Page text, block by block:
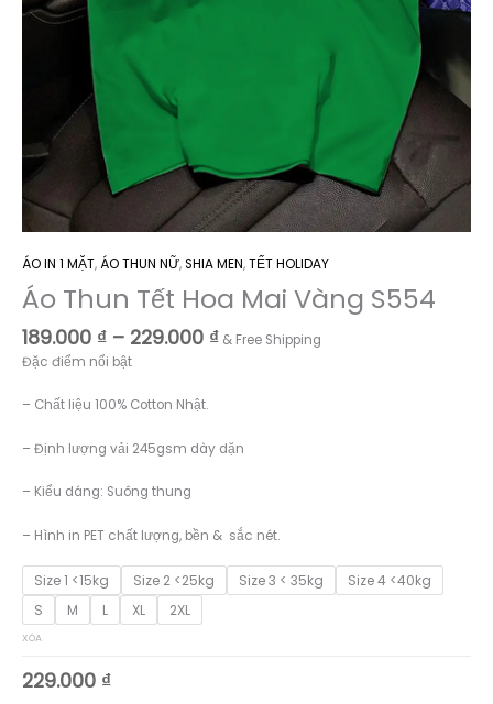
ÁO IN 1 MẶT, ÁO THUN NỮ,SHIA MEN,TẾT HOLIDAY
Áo Thun Tết Hoa Mai Vàng S554
189.000 ₫ – 229.000 ₫Khoảng
229.000 ₫
& Free Shipping
Đặc điểm nổi bật
– Chất liệu 100% Cotton Nhật.
– Định lượng vải 245gsm dày dặn
– Kiểu dáng: Suông thung
– Hình in PET chất lượng, bền & sắc nét.
Size 1 <15kg Size 2 <25kg Size 3 < 35kg
Size 4 <40kg
S
M L XL 2XL
XÓA
229.000 ₫